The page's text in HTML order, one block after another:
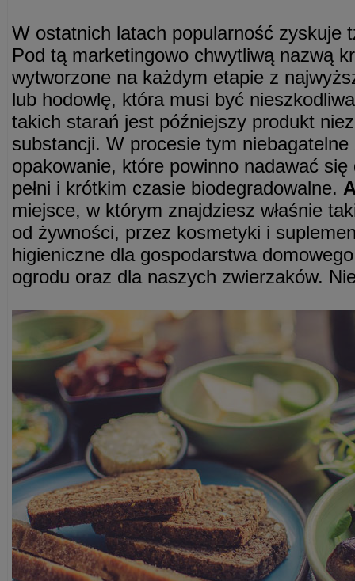
W ostatnich latach popularność zyskuje
Pod tą marketingowo chwytliwą nazwą
wytworzone na każdym etapie z
lub hodowlę, która musi być
takich starań jest późniejszy produkt
substancji. W procesie tym
opakowanie, które powinno nadawać
pełni i krótkim czasie biodegradowalne.
miejsce, w którym znajdziesz właśnie
od żywności, przez kosmetyki i
higieniczne dla gospodarstwa
ogrodu oraz dla naszych zwierzaków.